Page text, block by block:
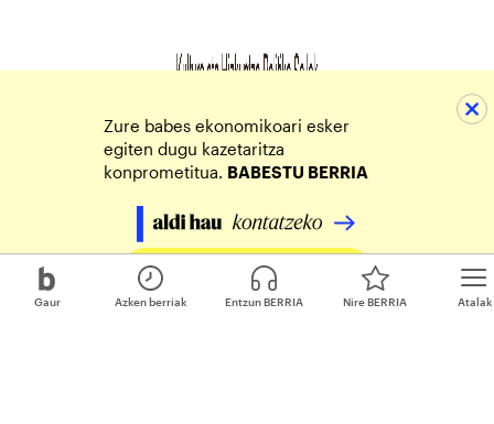
Gaur Atalak
Azken berriak Entzun BERRIA Nire BERRIA
Zure babes ekonomikoari esker
egiten dugu kazetaritza
konprometitua. BABESTU BERRIA
Egin zure ekarpena